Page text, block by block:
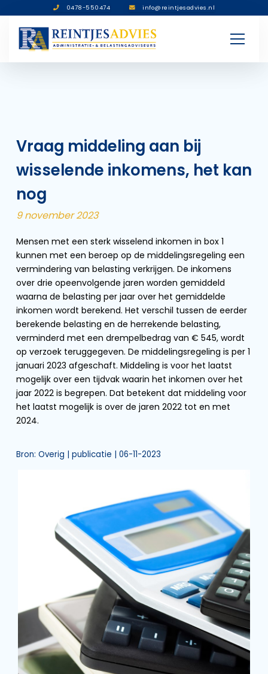
0478-550474 info@reintjesadvies.nl
Vraag middeling aan bij
wisselende inkomens, het kan
nog
9 november 2023
Mensen met een sterk wisselend inkomen in box 1
kunnen met een beroep op de middelingsregeling een
vermindering van belasting verkrijgen. De inkomens
over drie opeenvolgende jaren worden gemiddeld
waarna de belasting per jaar over het gemiddelde
inkomen wordt berekend. Het verschil tussen de eerder
berekende belasting en de herrekende belasting,
verminderd met een drempelbedrag van € 545, wordt
op verzoek teruggegeven. De middelingsregeling is per 1
januari 2023 afgeschaft. Middeling is voor het laatst
mogelijk over een tijdvak waarin het inkomen over het
jaar 2022 is begrepen. Dat betekent dat middeling voor
het laatst mogelijk is over de jaren 2022 tot en met
2024.
Bron: Overig | publicatie | 06-11-2023